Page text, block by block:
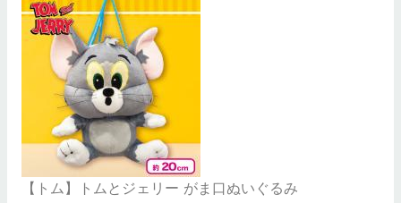
【トム】トムとジェリー がま口ぬいぐるみ